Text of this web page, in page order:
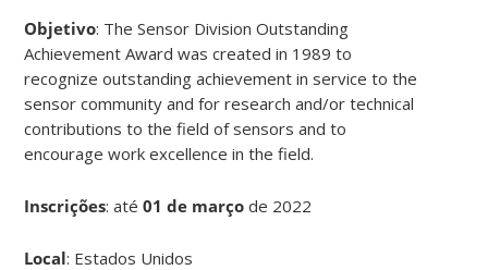
Objetivo: The Sensor Division Outstanding
Achievement Award was created in 1989 to
recognize outstanding achievement in service to the
sensor community and for research and/or technical
contributions to the field of sensors and to
encourage work excellence in the field.
Inscrições: até01 de marçode 2022
Local: Estados Unidos